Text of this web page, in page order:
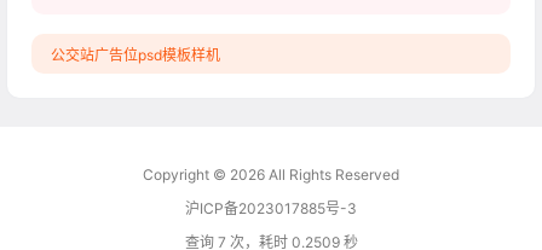
公交站广告位psd模板样机
Copyright © 2026 All Rights Reserved
沪ICP备2023017885号-3
查询 7 次，耗时 0.2509 秒